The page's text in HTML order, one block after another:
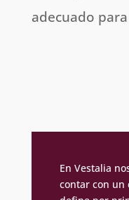
adecuado
En Vestalia
contar con un